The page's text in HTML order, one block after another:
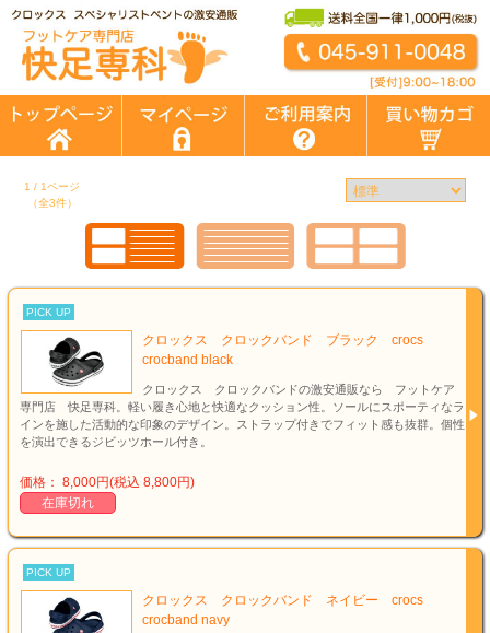
1 / 1ページ
（全3件）
PICK UP
クロックス クロックバンド ブラック crocs
crocband black
クロックス クロックバンドの激安通販なら フットケア
専門店 快足専科。軽い履き心地と快適なクッション性。ソールにスポーティなラ
インを施した活動的な印象のデザイン。ストラップ付きでフィット感も抜群。個性
を演出できるジビッツホール付き。
価格： 8,000円(税込 8,800円)
在庫切れ
PICK UP
クロックス クロックバンド ネイビー crocs
crocband navy